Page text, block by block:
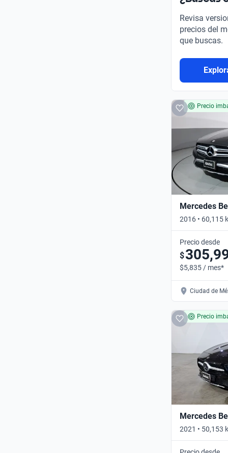
Revisa
precios del
que buscas.
Precio
Mercedes
2016 • 60,115
4WD AT •
Precio desde
$
$5,835 / mes*
Ciudad de
Precio
Mercedes
2021 • 50,153
DCT •